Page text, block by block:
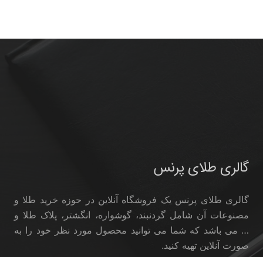
گالری طلای پرنس
گالری طلای پرنس یک فروشگاه آنلاین در حوزه خرید طلا و
مصنوعات آن شامل گردنبند، گوشواره، انگشتر، پلاک طلا و
… می باشد که شما می توانید محصول مورد نظر خود را به
صورت آنلاین تهیه کنید.